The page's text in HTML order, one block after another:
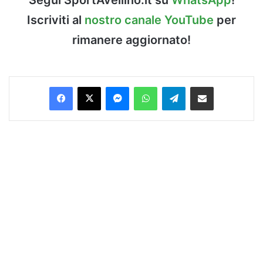
Iscriviti al nostro canale YouTube per
rimanere aggiornato!
Facebook
X MessengerWhatsAppTelegramCondividi via Email